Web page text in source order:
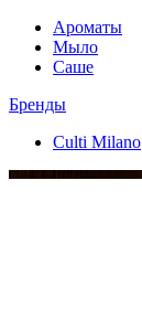
Ароматы
Мыло
Саше
Бренды
Culti Milano